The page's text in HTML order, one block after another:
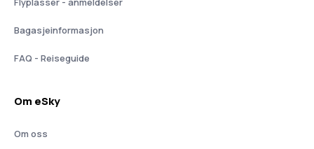
Bagasjeinformasjon
FAQ - Reiseguide
Om eSky
Om oss